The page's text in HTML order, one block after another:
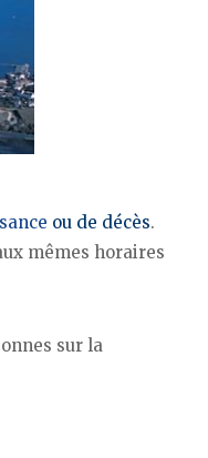
ou de décès.
mêmes horaires
sur la